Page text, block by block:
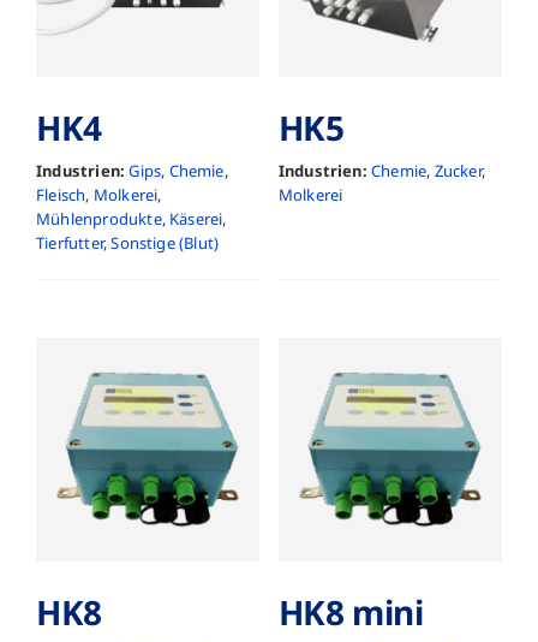
HK4
Industrien: Gips, Chemie,
Fleisch, Molkerei,
Mühlenprodukte, Käserei,
Tierfutter,Sonstige (Blut)
HK5
Industrien: Chemie, Zucker,
Molkerei
HK8 HK8 mini